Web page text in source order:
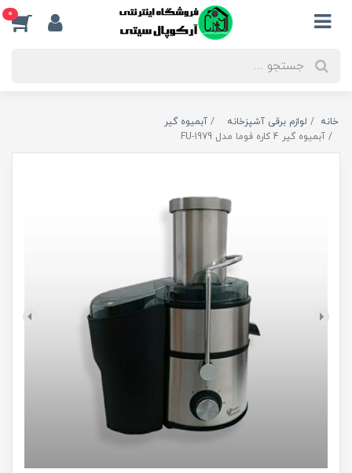
0
خانه لوازم برقی آشپزخانه
آبمیوه گیر
آبمیوه گیر 4 کاره فوما مدل FU-1979